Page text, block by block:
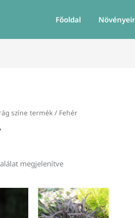
Főoldal
színe termék / Fehér
megjelenítve